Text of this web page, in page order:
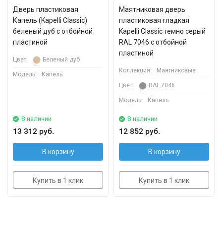
Дверь пластиковая
Капель (Kapelli Classic)
беленый дуб с отбойной
пластиной
Цвет: Беленый дуб
Модель: Капель
В наличии
13 312 руб.
В корзину
Купить в 1 клик
Маятниковая дверь
пластиковая гладкая
Kapelli Classic темно серый
RAL 7046 с отбойной
пластиной
Коллекция: Маятниковые
Цвет: RAL 7046
Модель: Капель
В наличии
12 852 руб.
В корзину
Купить в 1 клик